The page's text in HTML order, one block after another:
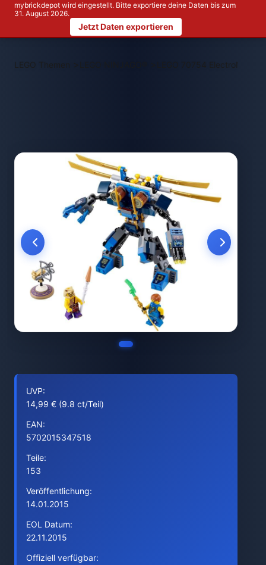
mybrickdepot wird eingestellt. Bitte exportiere deine Daten bis zum
31. August 2026.
Jetzt Daten exportieren
LEGO Themen > LEGO 70754 ElectroMech
UVP:
14,99 € (9.8 ct/Teil)
EAN:
5702015347518
Teile:
153
Veröffentlichung:
14.01.2015
EOL Datum:
22.11.2015
Offiziell verfügbar: